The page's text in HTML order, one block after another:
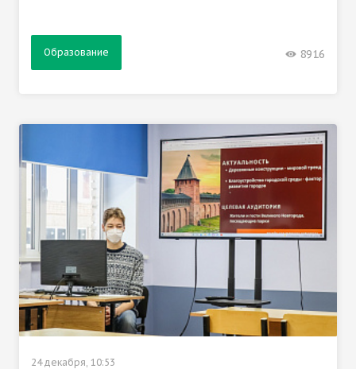
Образование 8916
24 декабря, 10:53